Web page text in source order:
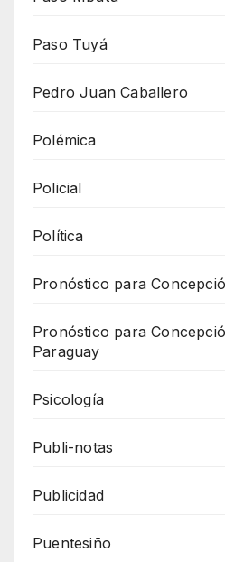
Paso Tuyá
Pedro Juan Caballero
Polémica
Policial
Política
Pronóstico para
Pronóstico para
Paraguay
Psicología
Publi-notas
Publicidad
Puentesiño